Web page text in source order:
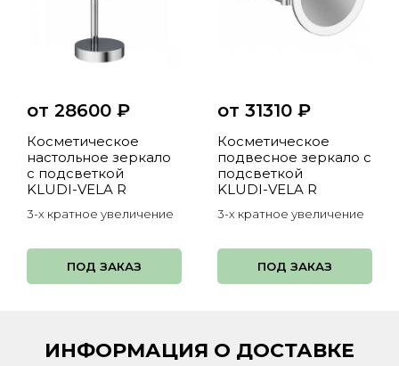
от 28600 ₽
Косметическое
настольное зеркало
с подсветкой
KLUDI-VELA R
3-х кратное увеличение
ПОД ЗАКАЗ
от 31310 ₽
Косметическое
подвесное зеркало с
подсветкой
KLUDI-VELA R
3-х кратное увеличение
ПОД ЗАКАЗ
ИНФОРМАЦИЯ О ДОСТАВКЕ